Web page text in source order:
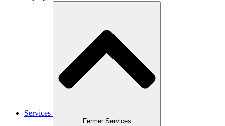
Services
Fermer Services